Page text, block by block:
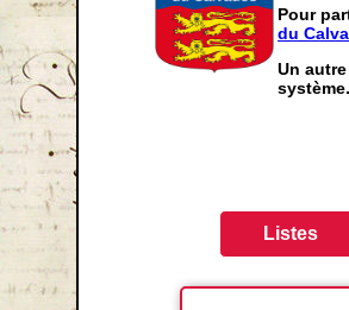
Pour
du
Un
système.